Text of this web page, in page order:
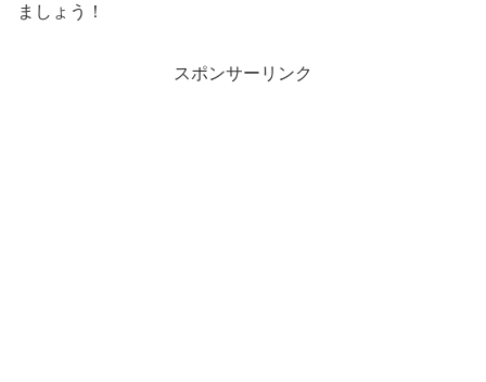
ましょう！
スポンサーリンク